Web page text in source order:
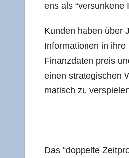
ens als “ver­sun­ke­ne
Kun­den haben über
Infor­ma­tio­nen in
Finanz­da­ten preis
einen stra­te­gi­schen
ma­tisch zu
Das “dop­pel­te